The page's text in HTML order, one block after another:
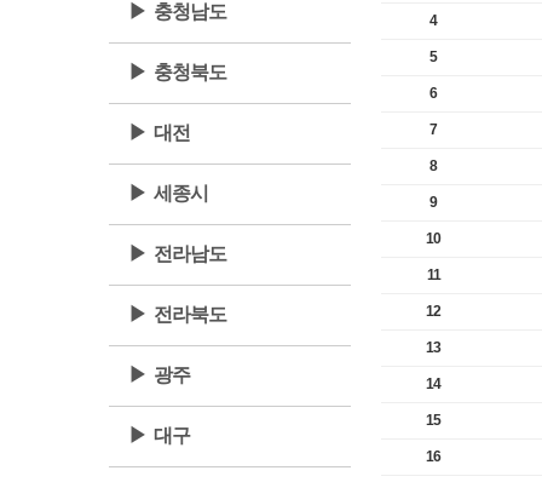
▶ 충청남도
▶ 충청북도
▶ 대전
▶ 세종시
▶ 전라남도
▶ 전라북도
▶ 광주
▶ 대구
4
5
6
7
8
9
10
11
12
13
14
15
16